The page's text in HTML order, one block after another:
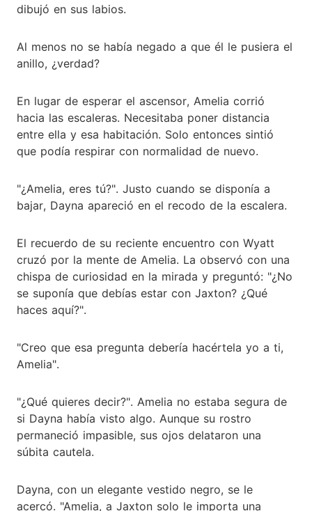
dibujó en sus labios.
Al menos no se había negado a que él le pusiera el
anillo, ¿verdad?
En lugar de esperar el ascensor, Amelia corrió
hacia las escaleras. Necesitaba poner distancia
entre ella y esa habitación. Solo entonces sintió
que podía respirar con normalidad de nuevo.
"¿Amelia, eres tú?". Justo cuando se disponía a
bajar, Dayna apareció en el recodo de la escalera.
El recuerdo de su reciente encuentro con Wyatt
cruzó por la mente de Amelia. La observó con una
chispa de curiosidad en la mirada y preguntó: "¿No
se suponía que debías estar con Jaxton? ¿Qué
haces aquí?".
"Creo que esa pregunta debería hacértela yo a ti,
Amelia".
"¿Qué quieres decir?". Amelia no estaba segura de
si Dayna había visto algo. Aunque su rostro
permaneció impasible, sus ojos delataron una
súbita cautela.
Dayna, con un elegante vestido negro, se le
acercó. "Amelia, a Jaxton solo le importa una